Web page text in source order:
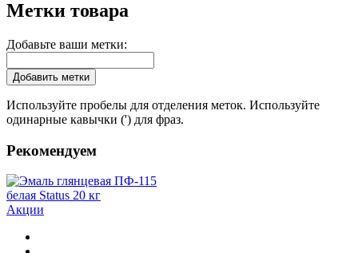
Метки товара
Добавьте ваши метки:
Добавить метки
Используйте пробелы для отделения меток. Используйте
одинарные кавычки (') для фраз.
Рекомендуем
Акции